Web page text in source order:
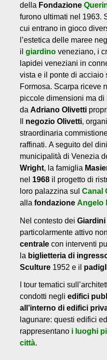
della Fondazione
furono ultimati nel 1963.
cui entrano in gioco
l’estetica delle maree
il giardino veneziano, i
lapidei veneziani in
vista e il ponte di acciaio
Formosa. Scarpa riceve
piccole dimensioni ma
da Adriano Olivetti
negozio Olivetti,
straordinaria
raffinati. A seguito del
municipalità di Venezia
Wright, la famiglia
nel 1968 il progetto di
loro palazzina sul Canal
alla fondazione Angelo
Nel contesto dei Giardini
particolarmente attivo
centrale con interventi
la biglietteria di
Sculture 1952 e il
I tour tematici
condotti negli edifici
all’interno di edifici
lagunare: questi edifici
rappresentano i luoghi
città.